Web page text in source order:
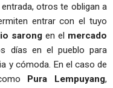
otros te obligan a
entrar con el tuyo
sarongen el mercado
días en el pueblo para
y cómoda. En el caso de
Pura Lempuyang,